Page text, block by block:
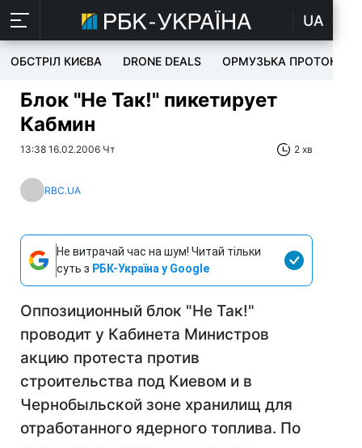
UA
ОБСТРІЛ КИЄВА DRONE DEALS ОРМУЗЬКА ПРОТОКА
Блок "Не Так!" пикетирует
Кабмин
13:38 16.02.2006 Чт 2 хв
RBC.UA
Не витрачай час на шум! Читай тільки
суть з РБК-Україна у Google
Оппозиционный блок "Не Так!"
проводит у Кабинета Министров
акцию протеста против
строительства под Киевом и в
Чернобыльской зоне хранилищ для
отработанного ядерного топлива. По